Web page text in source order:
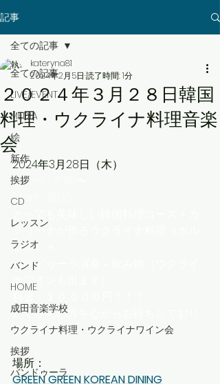
記事
全ての記事
LIVE/EVENT
MEDIA
絵
新作
挨拶
CD
レッスン
ラジオ
バンド
HOME
成田音楽学校
ウクライナ料理・ウクライナワイン会
挨拶
バンドゥーラ
全ての記事
２０２４年３月２８日韓国
料理・ウクライナ料理音楽
会
kateryna81
2024年2月5日 読了時間: 1分
2024年3月28日（木）
Open：17:30〜
Start :  18:00~
テリーナが作るウクライナ料理（ボル
シチ）＋
バンドゥーラ演奏＋飲み物（ウクライ
ナワインも出ます）
たくさんの方を心からお待ちしており
ます！
場所：
GREEN GREEN KOREAN DINING